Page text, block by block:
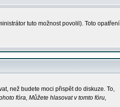
tuto možnost povolil). Toto opatření
než budete moci přispět do diskuze. To,
fóra, Můžete hlasovat v tomto fóru,